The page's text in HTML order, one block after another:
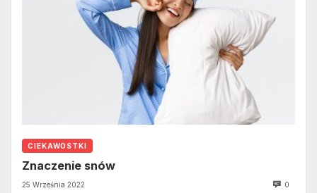
CIEKAWOSTKI
Znaczenie snów
25 Września 2022 0